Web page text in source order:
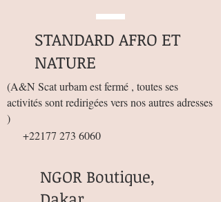
STANDARD AFRO ET
NATURE
(A&N Scat urbam est fermé , toutes ses
activités sont redirigées vers nos autres adresses
)
+22177 273 6060
NGOR Boutique,